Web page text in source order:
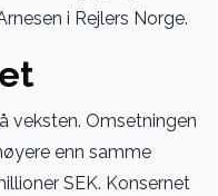
i Rejlers Norge.
veksten. Omsetningen
enn samme
SEK. Konsernet